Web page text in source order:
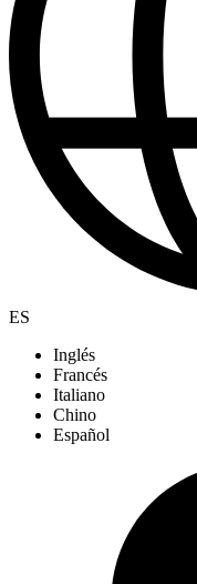
ES
Inglés
Francés
Italiano
Chino
Español